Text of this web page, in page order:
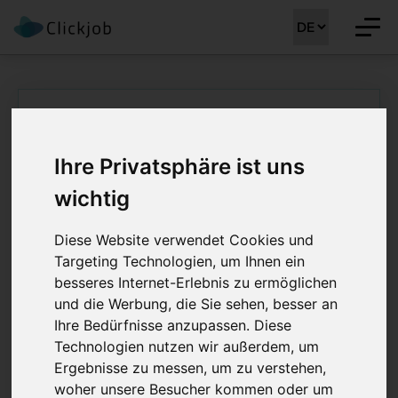
Ihre Privatsphäre ist uns
wichtig
Diese Website verwendet Cookies und
Targeting Technologien, um Ihnen ein
besseres Internet-Erlebnis zu ermöglichen
und die Werbung, die Sie sehen, besser an
Ihre Bedürfnisse anzupassen. Diese
Technologien nutzen wir außerdem, um
Ergebnisse zu messen, um zu verstehen,
woher unsere Besucher kommen oder um
Médecin chef-fe de
Service Radio-
oncologie 80 - 100%
Job Details: Ärztejobs
Stellenreferenz:41562 Job registriert am:03.12.2025